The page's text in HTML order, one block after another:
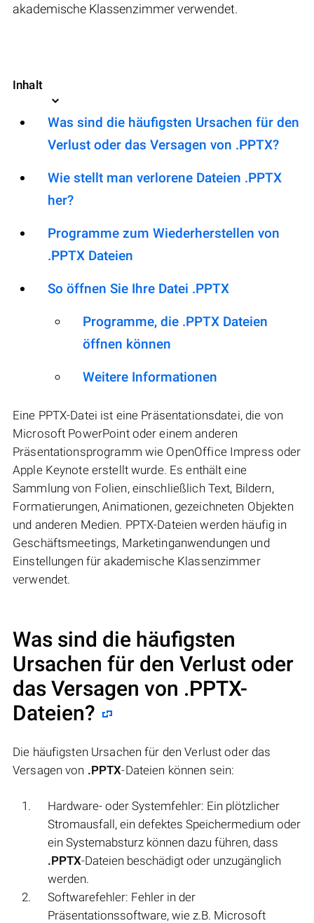
akademische Klassenzimmer verwendet.
Inhalt
Was sind die häufigsten Ursachen für den
Verlust oder das Versagen von .PPTX?
Wie stellt man verlorene Dateien .PPTX
her?
Programme zum Wiederherstellen von
.PPTX Dateien
So öffnen Sie Ihre Datei .PPTX
Programme, die .PPTX Dateien
öffnen können
Weitere Informationen
Eine PPTX-Datei ist eine Präsentationsdatei, die von
Microsoft PowerPoint oder einem anderen
Präsentationsprogramm wie OpenOffice Impress oder
Apple Keynote erstellt wurde. Es enthält eine
Sammlung von Folien, einschließlich Text, Bildern,
Formatierungen, Animationen, gezeichneten Objekten
und anderen Medien. PPTX-Dateien werden häufig in
Geschäftsmeetings, Marketinganwendungen und
Einstellungen für akademische Klassenzimmer
verwendet.
Was sind die häufigsten
Ursachen für den Verlust oder
das Versagen von .PPTX-
Dateien?
Die häufigsten Ursachen für den Verlust oder das
Versagen von .PPTX-Dateien können sein:
Hardware- oder Systemfehler: Ein plötzlicher
Stromausfall, ein defektes Speichermedium oder
ein Systemabsturz können dazu führen, dass
.PPTX-Dateien beschädigt oder unzugänglich
werden.
Softwarefehler: Fehler in der
Präsentationssoftware, wie z.B. Microsoft